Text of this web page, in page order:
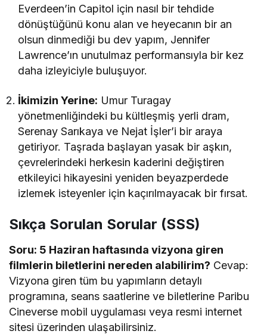
Everdeen’in Capitol için nasıl bir tehdide
dönüştüğünü konu alan ve heyecanın bir an
olsun dinmediği bu dev yapım, Jennifer
Lawrence’ın unutulmaz performansıyla bir kez
daha izleyiciyle buluşuyor.
İkimizin Yerine: Umur Turagay
yönetmenliğindeki bu kültleşmiş yerli dram,
Serenay Sarıkaya ve Nejat İşler’i bir araya
getiriyor. Taşrada başlayan yasak bir aşkın,
çevrelerindeki herkesin kaderini değiştiren
etkileyici hikayesini yeniden beyazperdede
izlemek isteyenler için kaçırılmayacak bir fırsat.
Sıkça Sorulan Sorular (SSS)
Soru: 5 Haziran haftasında vizyona giren
filmlerin biletlerini nereden alabilirim? Cevap:
Vizyona giren tüm bu yapımların detaylı
programına, seans saatlerine ve biletlerine Paribu
Cineverse mobil uygulaması veya resmi internet
sitesi üzerinden ulaşabilirsiniz.